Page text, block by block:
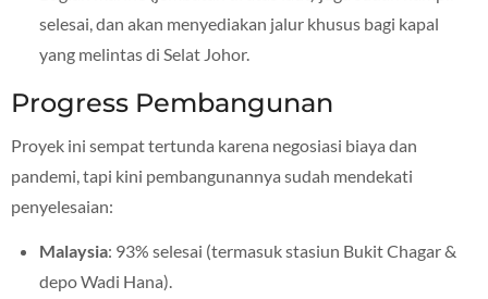
selesai, dan akan menyediakan jalur khusus bagi kapal
yang melintas di Selat Johor.
Progress Pembangunan
Proyek ini sempat tertunda karena negosiasi biaya dan
pandemi, tapi kini pembangunannya sudah mendekati
penyelesaian:
Malaysia: 93% selesai (termasuk stasiun Bukit Chagar &
depo Wadi Hana).